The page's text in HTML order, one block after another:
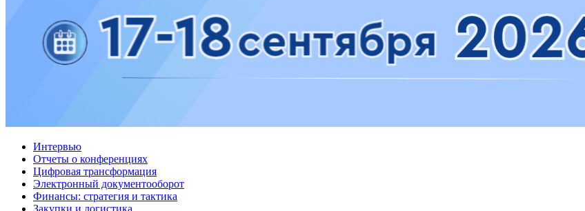
Интервью
Отчеты о конференциях
Цифровая трансформация
Электронный документооборот
Финансы: стратегия и тактика
Закупки и логистика